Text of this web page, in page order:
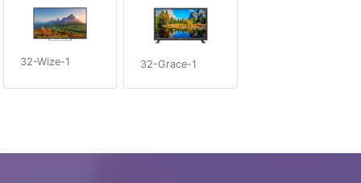
32-Wize-1 32-Grace-1